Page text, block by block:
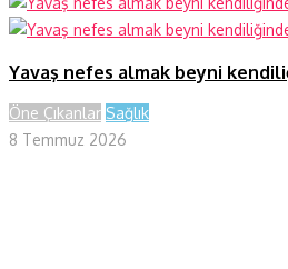
Yavaş nefes almak beyni
Öne Çıkanlar Sağlık
8 Temmuz 2026